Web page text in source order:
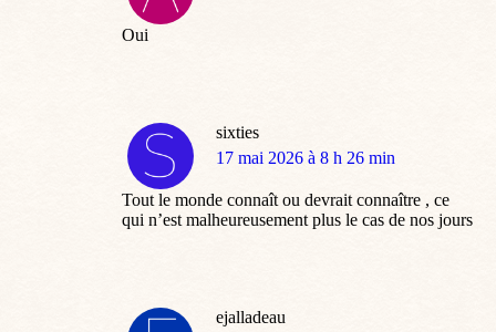
Oui
sixties
dit
17 mai 2026 à 8 h 26 min
Tout le monde connaît ou devrait connaître , ce
qui n’est malheureusement plus le cas de nos jours
ejalladeau